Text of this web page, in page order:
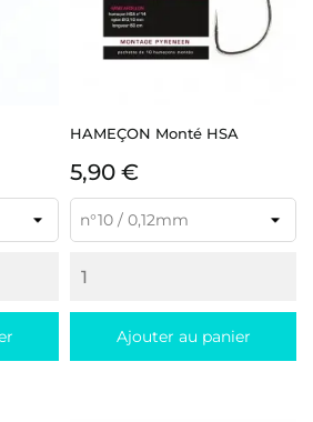
HAMEÇON Monté HSA
Prix
5,90 €
Ajouter au panier